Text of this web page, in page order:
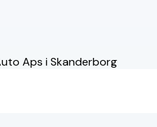
Aps i Skanderborg